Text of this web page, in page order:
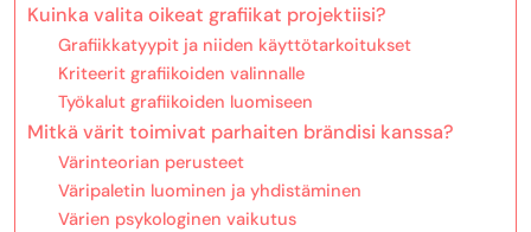
Kuinka valita oikeat grafiikat projektiisi?
Grafiikkatyypit ja niiden käyttötarkoitukset
Kriteerit grafiikoiden valinnalle
Työkalut grafiikoiden luomiseen
Mitkä värit toimivat parhaiten brändisi kanssa?
Värinteorian perusteet
Väripaletin luominen ja yhdistäminen
Värien psykologinen vaikutus